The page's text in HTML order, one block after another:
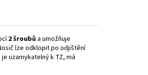
2 šroubů a umožňuje
lze odklopit po odjištění
uzamykatelný k TZ, má